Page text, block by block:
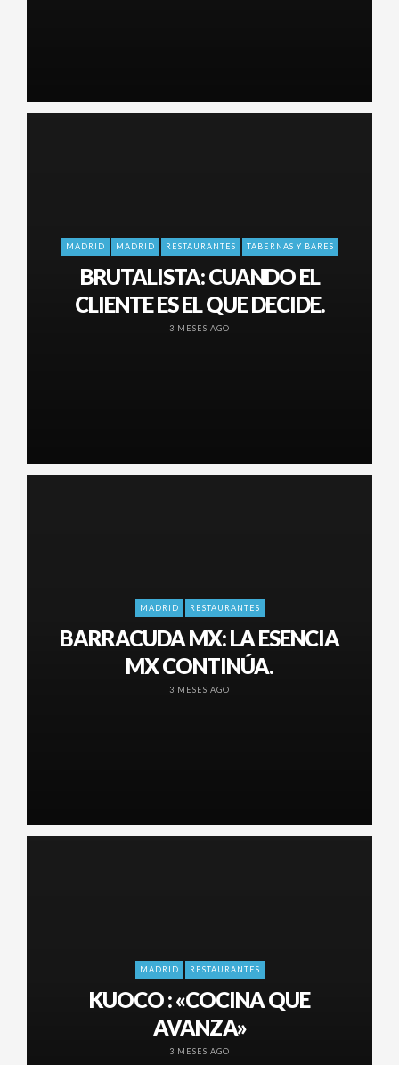
MADRID MADRID RESTAURANTES TABERNAS Y BARES
BRUTALISTA: CUANDO EL
CLIENTE ES EL QUE DECIDE.
3 MESES AGO
MADRID RESTAURANTES
BARRACUDA MX: LA ESENCIA
MX CONTINÚA.
3 MESES AGO
MADRID RESTAURANTES
KUOCO : «COCINA QUE
AVANZA»
3 MESES AGO